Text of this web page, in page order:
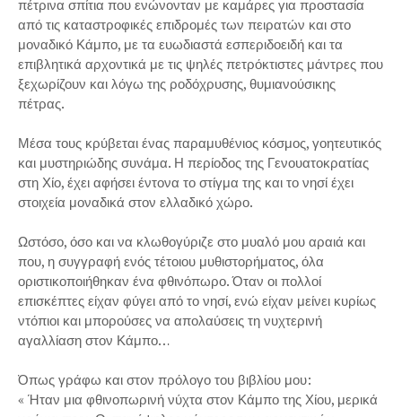
πέτρινα σπίτια που ενώνονταν με καμάρες για προστασία
από τις καταστροφικές επιδρομές των πειρατών και στο
μοναδικό Κάμπο, με τα ευωδιαστά εσπεριδοειδή και τα
επιβλητικά αρχοντικά με τις ψηλές πετρόκτιστες μάντρες που
ξεχωρίζουν και λόγω της ροδόχρυσης, θυμιανούσικης
πέτρας.
Μέσα τους κρύβεται ένας παραμυθένιος κόσμος, γοητευτικός
και μυστηριώδης συνάμα. Η περίοδος της Γενουατοκρατίας
στη Χίο, έχει αφήσει έντονα το στίγμα της και το νησί έχει
στοιχεία μοναδικά στον ελλαδικό χώρο.
Ωστόσο, όσο και να κλωθογύριζε στο μυαλό μου αραιά και
που, η συγγραφή ενός τέτοιου μυθιστορήματος, όλα
οριστικοποιήθηκαν ένα φθινόπωρο. Όταν οι πολλοί
επισκέπτες είχαν φύγει από το νησί, ενώ είχαν μείνει κυρίως
ντόπιοι και μπορούσες να απολαύσεις τη νυχτερινή
αγαλλίαση στον Κάμπο…
Όπως γράφω και στον πρόλογο του βιβλίου μου:
« Ήταν μια φθινοπωρινή νύχτα στον Κάμπο της Χίου, μερικά